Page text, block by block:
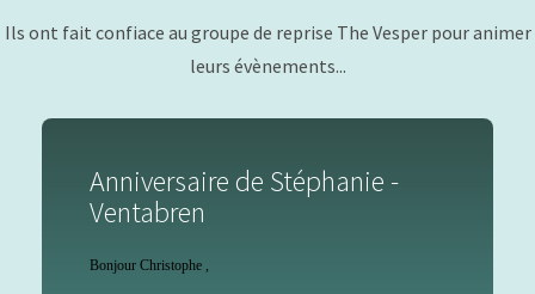
Ils ont fait confiace au groupe de reprise The Vesper pour animer
leurs évènements...
Anniversaire de Stéphanie -
Ventabren
Bonjour Christophe ,